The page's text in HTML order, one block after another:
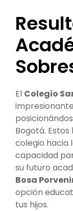
El Colegio
Bogotá.
colegio hacia
capacidad
su futuro
Bosa
opción
tus hijos.